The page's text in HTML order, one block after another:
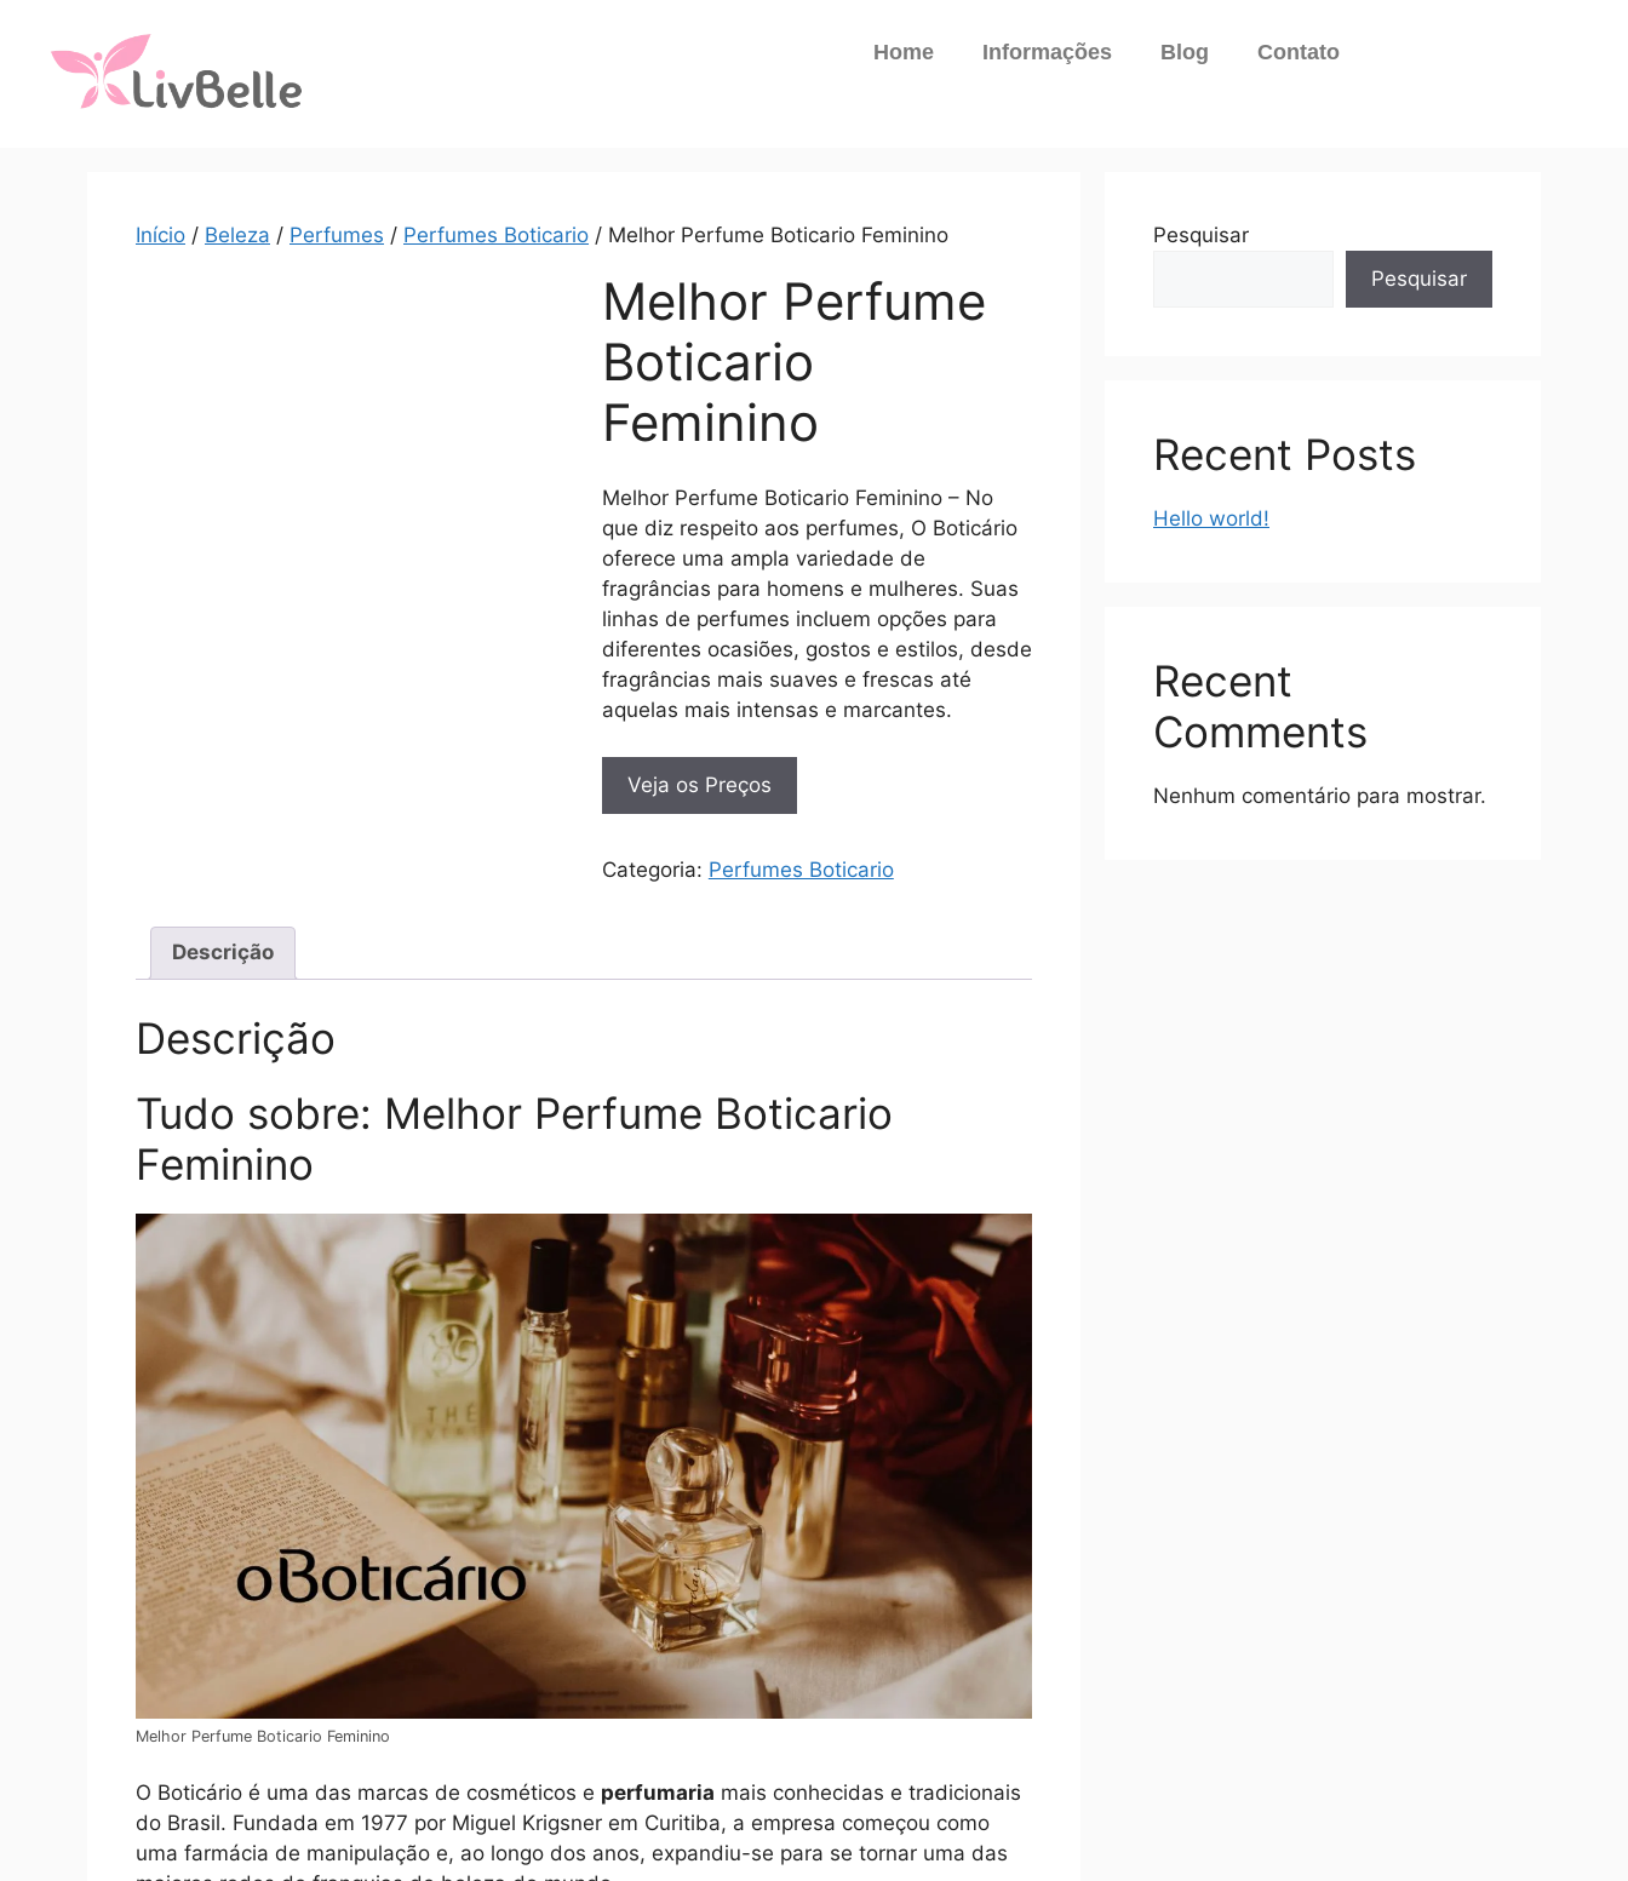
Home Informações Blog Contato
Início / Beleza / Perfumes / Perfumes Boticario / Melhor Perfume Boticario Feminino
Melhor Perfume
Boticario
Feminino
Melhor Perfume Boticario Feminino – No
que diz respeito aos perfumes, O Boticário
oferece uma ampla variedade de
fragrâncias para homens e mulheres. Suas
linhas de perfumes incluem opções para
diferentes ocasiões, gostos e estilos, desde
fragrâncias mais suaves e frescas até
aquelas mais intensas e marcantes.
Veja os Preços
Categoria: Perfumes Boticario
Descrição
Descrição
Tudo sobre: Melhor Perfume Boticario
Feminino
Melhor Perfume Boticario Feminino
O Boticário é uma das marcas de cosméticos e perfumaria mais conhecidas e tradicionais
do Brasil. Fundada em 1977 por Miguel Krigsner em Curitiba, a empresa começou como
uma farmácia de manipulação e, ao longo dos anos, expandiu-se para se tornar uma das
Pesquisar
Pesquisar
Recent Posts
Hello world!
Recent
Comments
Nenhum comentário para mostrar.